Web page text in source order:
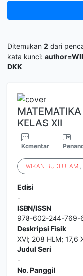
Ditemukan 2 dari
kata kunci:
DKK
KELAS XII
Komentar
WIKAN BUDI UTAMI
Edisi
-
ISBN/ISSN
978-602-244-769-
Deskripsi Fisik
XVI; 208 HLM; 17,6
Judul Seri
-
No. Panggil